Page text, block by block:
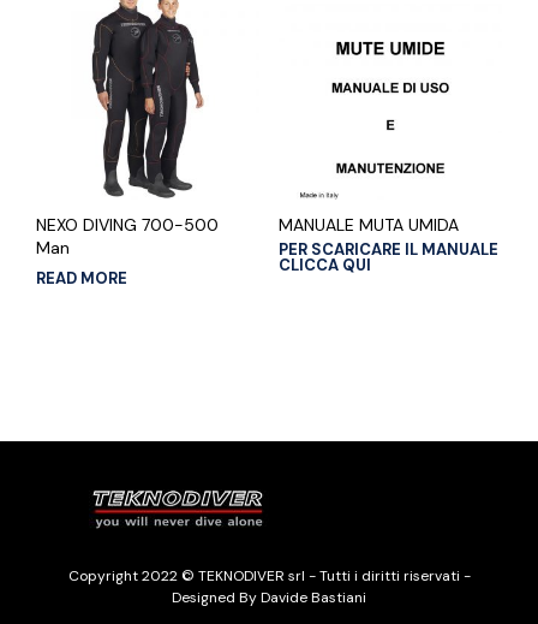
NEXO DIVING 700-500
Man
READ MORE
MANUALE MUTA UMIDA
PER SCARICARE IL MANUALE
CLICCA QUI
Copyright 2022 © TEKNODIVER srl - Tutti i diritti riservati -
Designed By Davide Bastiani